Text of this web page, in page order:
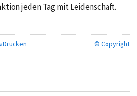
jeden Tag mit Leidenschaft.
Drucken © Copyright